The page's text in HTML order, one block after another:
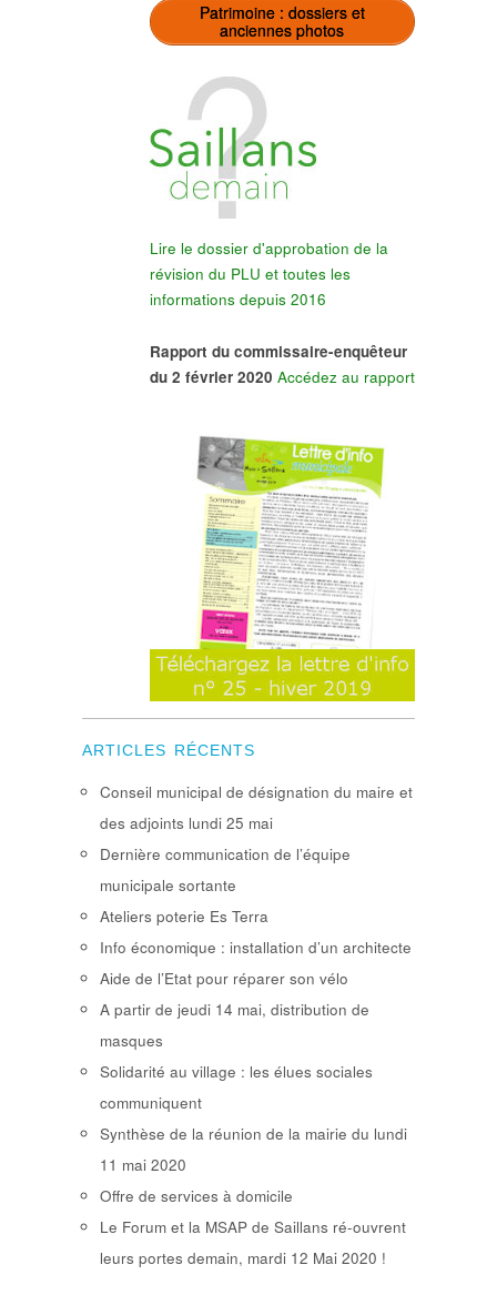
Patrimoine : dossiers et
anciennes photos
Lire le dossier d'approbation de la
révision du PLU et toutes les
informations depuis 2016
Rapport du commissaire-enquêteur
du 2 février 2020 Accédez au rapport
ARTICLES RÉCENTS
Conseil municipal de désignation du maire et
des adjoints lundi 25 mai
Dernière communication de l’équipe
municipale sortante
Ateliers poterie Es Terra
Info économique : installation d’un architecte
Aide de l’Etat pour réparer son vélo
A partir de jeudi 14 mai, distribution de
masques
Solidarité au village : les élues sociales
communiquent
Synthèse de la réunion de la mairie du lundi
11 mai 2020
Offre de services à domicile
Le Forum et la MSAP de Saillans ré-ouvrent
leurs portes demain, mardi 12 Mai 2020 !